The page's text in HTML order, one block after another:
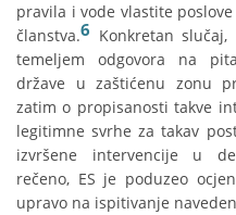
pravila i vode vlastite
članstva.6 Konkretan
temeljem odgovora na
države u zaštićenu zonu
zatim o propisanosti takve
legitimne svrhe za takav
izvršene intervencije u
rečeno, ES je poduzeo
upravo na ispitivanje